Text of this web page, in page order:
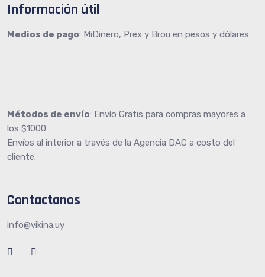
Información útil
Medios de pago: MiDinero, Prex y Brou en pesos y dólares
Métodos de envío: Envío Gratis para compras mayores a
los $1000
Envíos al interior a través de la Agencia DAC a costo del
cliente.
Contactanos
info@vikina.uy